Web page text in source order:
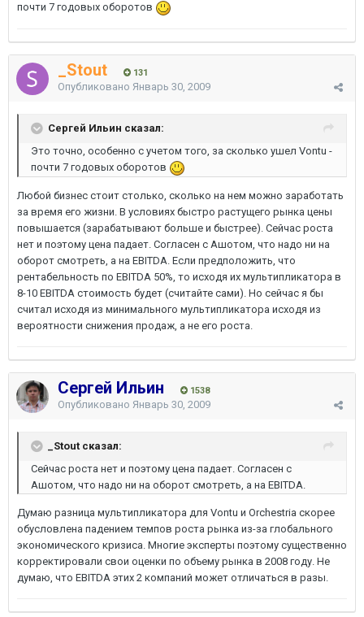
почти 7 годовых оборотов
_Stout 131
Опубликовано Январь 30, 2009
Сергей Ильин сказал:
Это точно, особенно с учетом того, за сколько ушел Vontu -
почти 7 годовых оборотов
Любой бизнес стоит столько, сколько на нем можно заработать
за время его жизни. В условиях быстро растущего рынка цены
повышается (зарабатывают больше и быстрее). Сейчас роста
нет и поэтому цена падает. Согласен с Ашотом, что надо ни на
оборот смотреть, а на EBITDA. Если предположить, что
рентабельность по EBITDA 50%, то исходя их мультипликатора в
8-10 EBITDA стоимость будет (считайте сами). Но сейчас я бы
считал исходя из минимального мультипликатора исходя из
вероятности снижения продаж, а не его роста.
Сергей Ильин 1538
Опубликовано Январь 30, 2009
_Stout сказал:
Сейчас роста нет и поэтому цена падает. Согласен с
Ашотом, что надо ни на оборот смотреть, а на EBITDA.
Думаю разница мультипликатора для Vontu и Orchestria скорее
обусловлена падением темпов роста рынка из-за глобального
экономического кризиса. Многие эксперты поэтому существенно
корректировали свои оценки по объему рынка в 2008 году. Не
думаю, что EBITDA этих 2 компаний может отличаться в разы.